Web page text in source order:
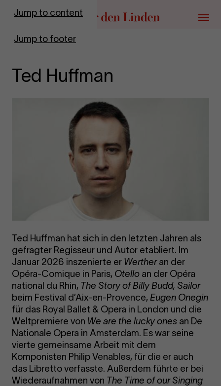
Jump to content
Jump to footer
Go to homepage
Menu
Ted Huffman
Ted Huffman hat sich in den letzten Jahren als
gefragter Regisseur und Autor etabliert. Im
Januar 2026 inszenierte er Wertheran der
Opéra-Comique in Paris, Otello an der Opéra
national du Rhin, The Story of Billy Budd, Sailor
beim Festival d’Aix-en-Provence, Eugen Onegin
für das Royal Ballet & Opera in London und die
Weltpremiere von We are the lucky ones an De
Nationale Opera in Amsterdam. Es war seine
vierte gemeinsame Arbeit mit dem
Komponisten Philip Venables, für die er auch
das Libretto verfasste. Außerdem führte er bei
Wiederaufnahmen von The Time of our Singing